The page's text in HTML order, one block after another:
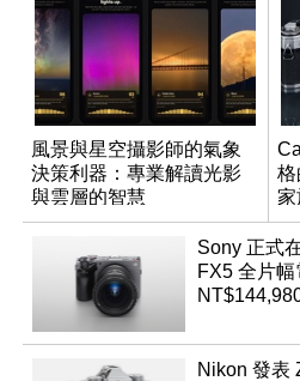
風景與星空攝影師的氣象
決策利器：專業解讀光影
與雲層的智慧
App「Atmos」登場
格
家
Sony 正式
FX5 全片
Nikon 發表